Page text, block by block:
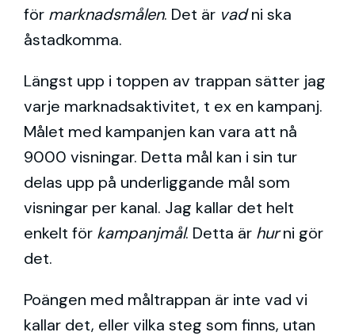
för marknadsmålen. Det är vadni ska
åstadkomma.
Längst upp i toppen av trappan sätter jag
varje marknadsaktivitet, t ex en kampanj.
Målet med kampanjen kan vara att nå
9000 visningar. Detta mål kan i sin tur
delas upp på underliggande mål som
visningar per kanal. Jag kallar det helt
enkelt för kampanjmål. Detta är hurni gör
det.
Poängen med måltrappan är inte vad vi
kallar det, eller vilka steg som finns, utan